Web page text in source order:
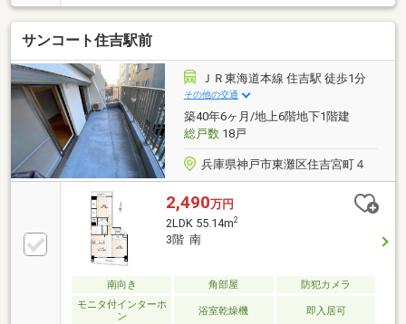
サンコート住吉駅前
ＪＲ東海道本線 住吉駅 徒歩1分
その他の交通
築40年6ヶ月/地上6階地下1階建
総戸数18戸
兵庫県神戸市東灘区住吉宮町４
2,490万円
2LDK 55.14m2
3階 南
南向き 角部屋
防犯カメラ
モニタ付インターホ
ン
浴室乾燥機 即入居可